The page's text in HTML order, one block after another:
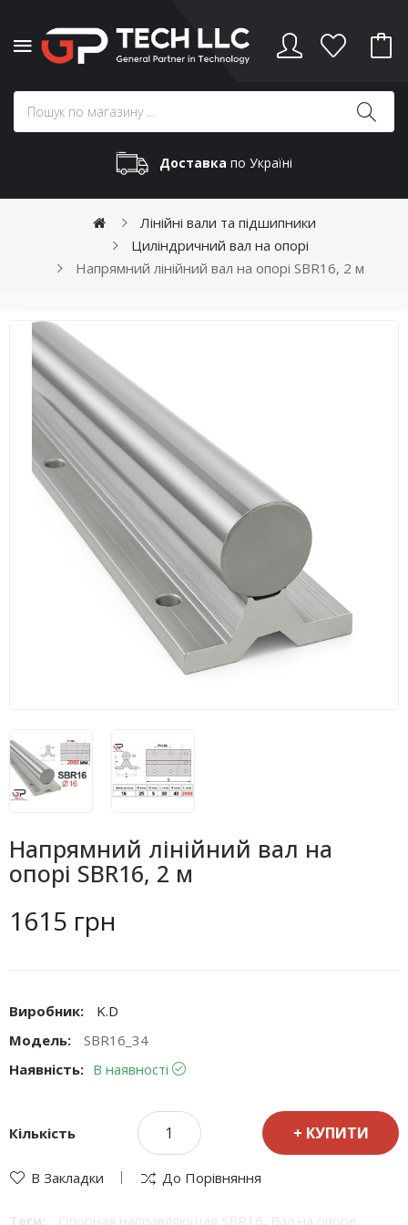
Доставка по Україні
Лінійні вали та підшипники
Циліндричний вал на опорі
Напрямний лінійний вал на опорі SBR16, 2 м
Напрямний лінійний вал на
опорі SBR16, 2 м
1615 грн
Виробник:
K.D
Модель:
SBR16_34
Наявність: В наявності
Кількість КУПИТИ
В Закладки До Порівняння
Теги: Опорная направляющая SBR16, Вал на опоре